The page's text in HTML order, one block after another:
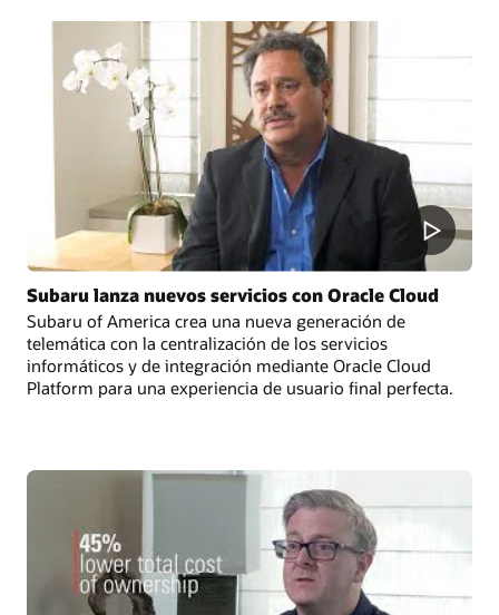
Subaru lanza nuevos servicios con Oracle Cloud
Subaru of America crea una nueva generación de
telemática con la centralización de los servicios
informáticos y de integración mediante Oracle Cloud
Platform para una experiencia de usuario final perfecta.